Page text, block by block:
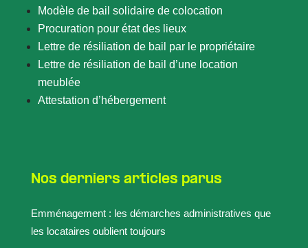
Modèle de bail solidaire de colocation
Procuration pour état des lieux
Lettre de résiliation de bail par le propriétaire
Lettre de résiliation de bail d’une location
meublée
Attestation d’hébergement
Nos derniers articles parus
Emménagement : les démarches administratives que
les locataires oublient toujours